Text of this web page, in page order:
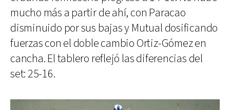
mucho más a partir de ahí, con Paracao
disminuido por sus bajas y Mutual dosificando
fuerzas con el doble cambio Ortiz-Gómez en
cancha. El tablero reflejó las diferencias del
set: 25-16.